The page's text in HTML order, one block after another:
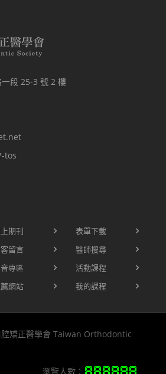
段 25-3 號 2 樓
-tos
期刊
留言
專區
網站
表單下載
醫師搜尋
活動課程
我的課程
矯正醫學會 Taiwan Orthodontic
瀏覽人數：